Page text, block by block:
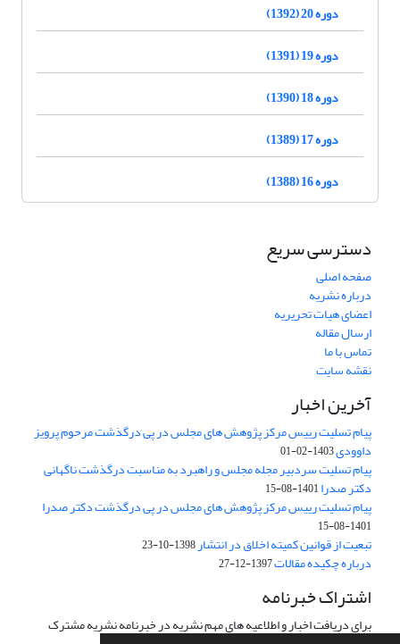
دوره 20 (1392)
دوره 19 (1391)
دوره 18 (1390)
دوره 17 (1389)
دوره 16 (1388)
دسترسی سریع
صفحه اصلی
درباره نشریه
اعضای هیات تحریریه
ارسال مقاله
تماس با ما
نقشه سایت
آخرین اخبار
پیام تسلیت رییس مرکز پژوهش های مجلس در پی درگذشت مرحوم پرویز
داوودی1403-02-01
پیام تسلیت سردبیر مجله مجلس و راهبرد به مناسبت درگذشت ناگهانی
دکتر صدرا1401-08-15
پیام تسلیت رییس مرکز پژوهش های مجلس در پی درگذشت دکتر صدرا
1401-08-15
تبعیت از قوانین کمیته اخلاق در انتشار1398-10-23
درباره چکیده مقالات1397-12-27
اشتراک خبرنامه
برای دریافت اخبار و اطلاعیه های مهم نشریه در خبرنامه نشریه مشترک